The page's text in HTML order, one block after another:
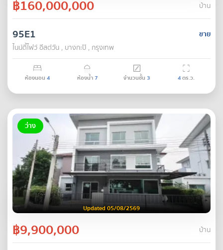
฿160,000,000 บ้าน
ขาย
95E1
ไนน์ตี้ไฟว์ อีสต์วัน , บางกะปิ , กรุงเทพ
ห้องนอน 4 ห้องน้ำ7 จำนวนชั้น 3 4ตร.ว.
ว่าง
Updated 05/08/2569
฿9,900,000 บ้าน